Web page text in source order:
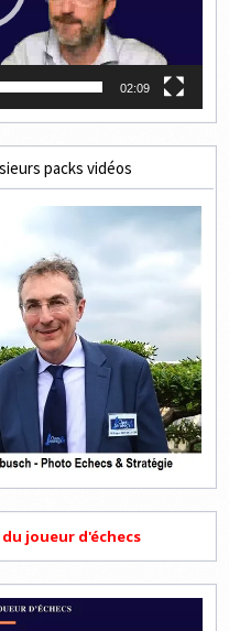
02:09
packs vidéos
joueur d'échecs